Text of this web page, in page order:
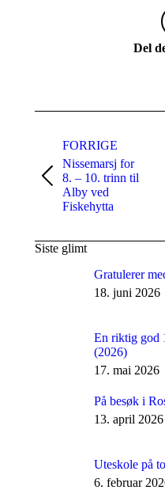
Del
aktuelt
FORRIGE
Forrige
innlegg:
Nissemarsj for
8. – 10. trinn til
Alby ved
Fiskehytta
Siste glimt
Gratulerer
18. juni 2026
En riktig god
(2026)
17. mai 2026
På besøk i
13. april 2026
Uteskole på
6. februar